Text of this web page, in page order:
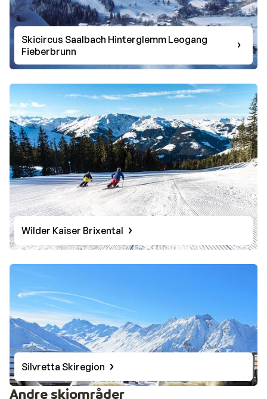
Skicircus Saalbach Hinterglemm Leogang
Fieberbrunn
Wilder Kaiser Brixental
Silvretta Skiregion
Andre skiområder